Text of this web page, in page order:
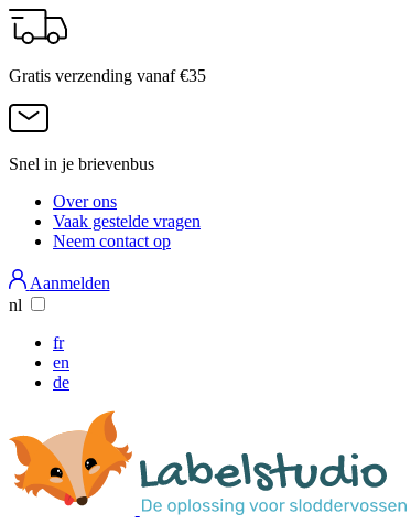
Overslaan
en
de
gaan
Gratis verzending vanaf €35
Snel in je brievenbus
Services
Menu
Over ons
Vaak gestelde vragen
Neem contact op
Aanmelden
nl
fr
en
de